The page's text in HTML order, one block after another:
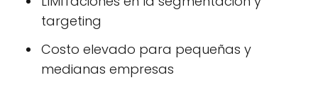
targeting
Costo elevado para pequeñas y
medianas empresas